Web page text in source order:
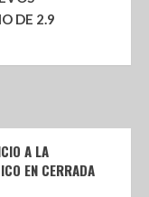
DE 2.9
A LA
EN CERRADA